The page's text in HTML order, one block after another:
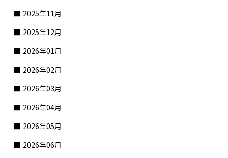
2025年11月
2025年12月
2026年01月
2026年02月
2026年03月
2026年04月
2026年05月
2026年06月